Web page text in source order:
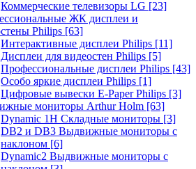
Коммерческие телевизоры LG [23]
ЖК дисплеи и
Philips [63]
Интерактивные дисплеи Philips [11]
Дисплеи для видеостен Philips [5]
Профессиональные дисплеи Philips [43]
Особо яркие дисплеи Philips [1]
Цифровые вывески E-Paper Philips [3]
мониторы Arthur Holm [63]
Dynamic 1Н Складные мониторы [3]
DB2 и DB3 Выдвижные мониторы с
наклоном [6]
Dynamic2 Выдвижные мониторы с